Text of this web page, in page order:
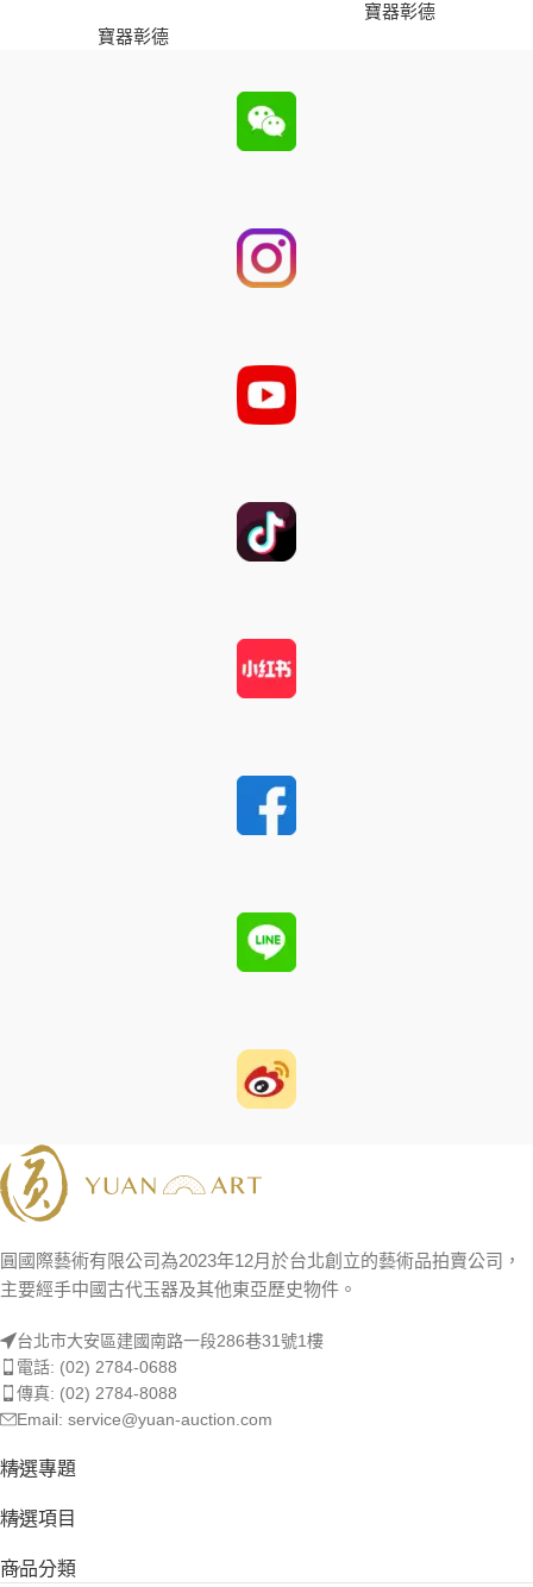
寶器彰德
寶器彰德
圓國際藝術有限公司為2023年12月於台北創立的藝術品拍賣公司，
主要經手中國古代玉器及其他東亞歷史物件。
台北市大安區建國南路一段286巷31號1樓
電話: (02) 2784-0688
傳真: (02) 2784-8088
Email: service@yuan-auction.com
精選專題
精選項目
商品分類